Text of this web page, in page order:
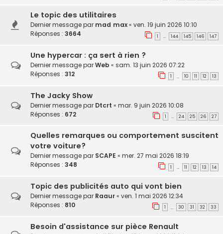
Le topic des utilitaires
Dernier message par mad max« ven. 19 juin 2026 10:10
Réponses : 3664 1 … 144 145 146 147
Une hypercar : ça sert à rien ?
Dernier message parWeb « sam. 13 juin 2026 07:22
Réponses : 312 1 … 10 11 12 13
The Jacky Show
Dernier message par Dtcrt « mar. 9 juin 2026 10:08
Réponses : 672 1 … 24 25 26 27
Quelles remarques ou comportement suscitent
votre voiture?
Dernier message par SCAPE « mer. 27 mai 2026 18:19
Réponses : 348 1 … 11 12 13 14
Topic des publicités auto qui vont bien
Dernier message par Raaur« ven. 1 mai 2026 12:34
Réponses : 810 1 … 30 31 32 33
Besoin d'assistance sur pièce Renault